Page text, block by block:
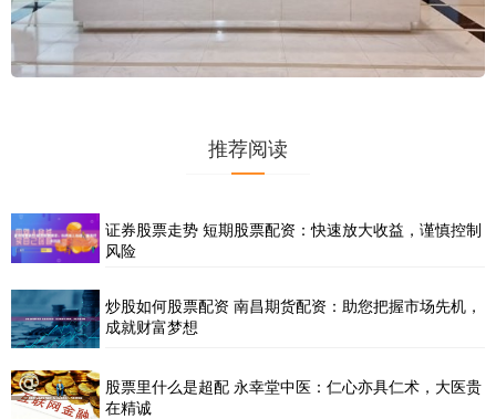
推荐阅读
证券股票走势 短期股票配资：快速放大收益，谨慎控制
风险
炒股如何股票配资 南昌期货配资：助您把握市场先机，
成就财富梦想
股票里什么是超配 永幸堂中医：仁心亦具仁术，大医贵
在精诚